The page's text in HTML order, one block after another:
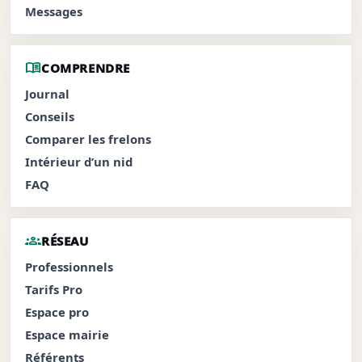
Messages
menu_bookCOMPRENDRE
Journal
Conseils
Comparer les frelons
Intérieur d’un nid
FAQ
groupsRÉSEAU
Professionnels
Tarifs Pro
Espace pro
Espace mairie
Référents